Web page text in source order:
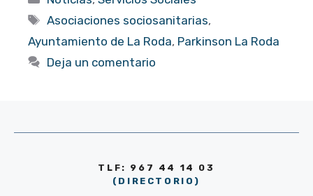
Etiquetas
Asociaciones sociosanitarias,
Ayuntamiento de La Roda, Parkinson La Roda
Deja un comentario
TLF: 967 44 14 03
(DIRECTORIO)